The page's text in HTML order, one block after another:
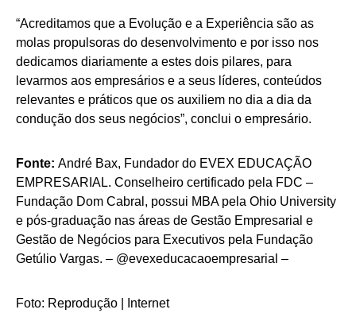
“Acreditamos que a Evolução e a Experiência são as
molas propulsoras do desenvolvimento e por isso nos
dedicamos diariamente a estes dois pilares, para
levarmos aos empresários e a seus líderes, conteúdos
relevantes e práticos que os auxiliem no dia a dia da
condução dos seus negócios”, conclui o empresário.
Fonte: André Bax, Fundador do EVEX EDUCAÇÃO
EMPRESARIAL. Conselheiro certificado pela FDC –
Fundação Dom Cabral, possui MBA pela Ohio University
e pós-graduação nas áreas de Gestão Empresarial e
Gestão de Negócios para Executivos pela Fundação
Getúlio Vargas. – @evexeducacaoempresarial –
Foto: Reprodução | Internet